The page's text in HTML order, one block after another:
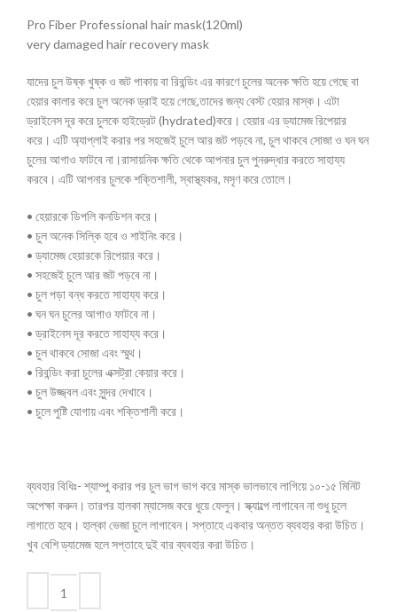
Pro Fiber Professional hair mask(120ml)
very damaged hair recovery mask
যাদের চুল উষ্ক খুষ্ক ও জট পাকায় বা রিবন্ডিং এর কারণে চুলের অনেক ক্ষতি হয়ে গেছে বা
হেয়ার কালার করে চুল অনেক ড্রাই হয়ে গেছে,তাদের জন্য বেস্ট হেয়ার মাস্ক। এটা
ড্রাইনেস দূর করে চুলকে হাইড্রেট (hydrated)করে। হেয়ার এর ড্যামেজ রিপেয়ার
করে। এটি অ্যাপ্লাই করার পর সহজেই চুলে আর জট পড়বে না, চুল থাকবে সোজা ও ঘন ঘন
চুলের আগাও ফাটবে না।রাসায়নিক ক্ষতি থেকে আপনার চুল পুনরুদ্ধার করতে সাহায্য
করবে। এটি আপনার চুলকে শক্তিশালী, স্বাস্থ্যকর, মসৃণ করে তোলে।
• হেয়ারকে ডিপলি কনডিশন করে।
• চুল অনেক সিল্কি হবে ও শাইনিং করে।
• ড্যামেজ হেয়ারকে রিপেয়ার করে।
• সহজেই চুলে আর জট পড়বে না।
• চুল পড়া বন্ধ করতে সাহায্য করে।
• ঘন ঘন চুলের আগাও ফাটবে না।
• ড্রাইনেস দূর করতে সাহায্য করে।
• চুল থাকবে সোজা এবং স্মুথ।
• রিবন্ডিং করা চুলের এক্সট্রা কেয়ার করে।
• চুল উজ্জ্বল এবং সুন্দর দেখাবে।
• চুলে পুষ্টি যোগায় এবং শক্তিশালী করে।
ব্যবহার বিধিঃ- শ্যাম্পু করার পর চুল ভাগ ভাগ করে মাস্ক ভালভাবে লাগিয়ে ১০-১৫ মিনিট
অপেক্ষা করুন। তারপর হালকা ম্যাসেজ করে ধুয়ে ফেলুন। স্ক্যাল্পে লাগাবেন না শুধু চুলে
লাগাতে হবে। হাল্কা ভেজা চুলে লাগাবেন। সপ্তাহে একবার অন্তত ব্যবহার করা উচিত।
খুব বেশি ড্যামেজ হলে সপ্তাহে দুই বার ব্যবহার করা উচিত।